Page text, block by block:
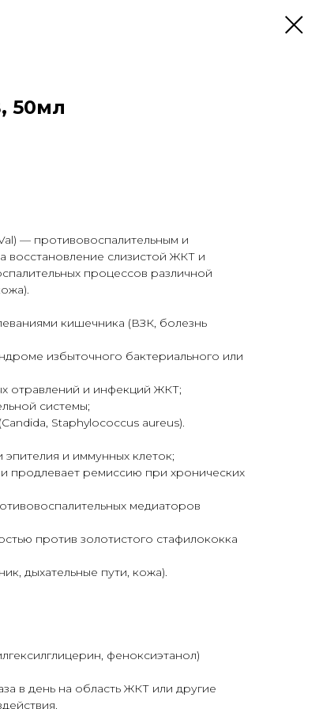
50мл
— противовоспалительным и
слизистой ЖКТ и
процессов различной
кишечника (ВЗК, болезнь
избыточного бактериального или
отравлений и инфекций ЖКТ;
системы;
Staphylococcus aureus).
и иммунных клеток;
продлевает ремиссию при хронических
медиаторов
против золотистого стафилококка
дыхательные пути, кожа).
феноксиэтанол)
в день на область ЖКТ или другие